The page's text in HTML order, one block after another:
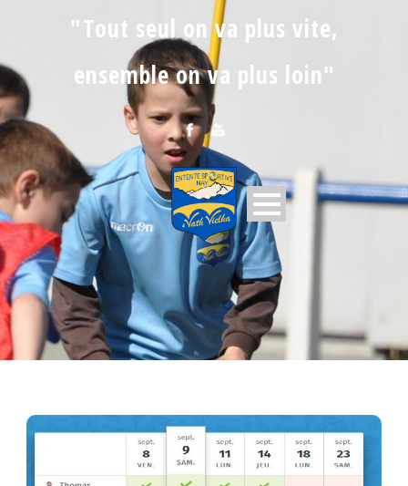
"Tout seul on va plus vite,
ensemble on va plus loin"